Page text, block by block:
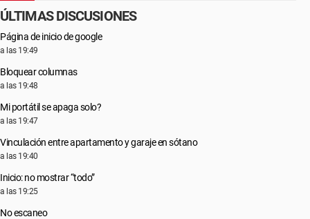
ÚLTIMAS DISCUSIONES
Página de inicio de google
a las 19:49
Bloquear columnas
a las 19:48
Mi portátil se apaga solo?
a las 19:47
Vinculación entre apartamento y garaje en sótano
a las 19:40
Inicio: no mostrar “todo”
a las 19:25
No escaneo